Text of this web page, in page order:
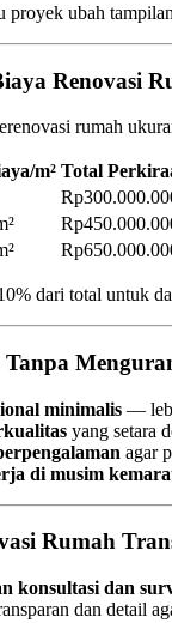
proyek ubah
Renovasi
rumah
m² Total
dari total untuk
minimalis —
yang setara
agar
di musim
Rumah
konsultasi dan
dan detail